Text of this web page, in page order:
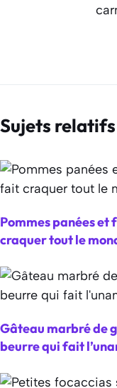
Sujets relatifs
Pommes panées
craquer tout le
Gâteau marbré de
beurre qui fait